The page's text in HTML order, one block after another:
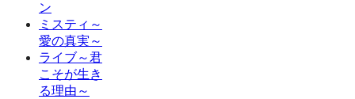
ン
ミスティ～
愛の真実～
ライブ～君
こそが生き
る理由～